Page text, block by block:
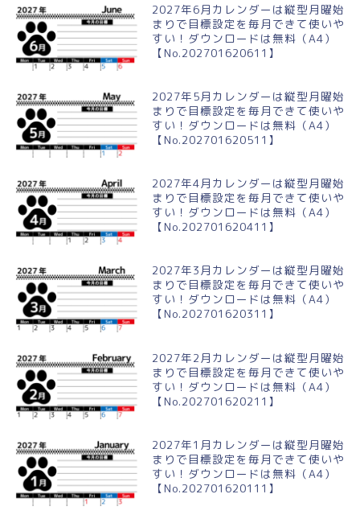
2027年6月カレンダーは縦型月曜始
まりで目標設定を毎月できて使いや
すい！ダウンロードは無料（A4）
【No.202701620611】
2027年5月カレンダーは縦型月曜始
まりで目標設定を毎月できて使いや
すい！ダウンロードは無料（A4）
【No.202701620511】
2027年4月カレンダーは縦型月曜始
まりで目標設定を毎月できて使いや
すい！ダウンロードは無料（A4）
【No.202701620411】
2027年3月カレンダーは縦型月曜始
まりで目標設定を毎月できて使いや
すい！ダウンロードは無料（A4）
【No.202701620311】
2027年2月カレンダーは縦型月曜始
まりで目標設定を毎月できて使いや
すい！ダウンロードは無料（A4）
【No.202701620211】
2027年1月カレンダーは縦型月曜始
まりで目標設定を毎月できて使いや
すい！ダウンロードは無料（A4）
【No.202701620111】